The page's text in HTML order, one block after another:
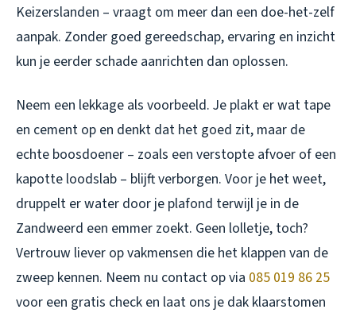
Keizerslanden – vraagt om meer dan een doe-het-zelf
aanpak. Zonder goed gereedschap, ervaring en inzicht
kun je eerder schade aanrichten dan oplossen.
Neem een lekkage als voorbeeld. Je plakt er wat tape
en cement op en denkt dat het goed zit, maar de
echte boosdoener – zoals een verstopte afvoer of een
kapotte loodslab – blijft verborgen. Voor je het weet,
druppelt er water door je plafond terwijl je in de
Zandweerd een emmer zoekt. Geen lolletje, toch?
Vertrouw liever op vakmensen die het klappen van de
zweep kennen. Neem nu contact op via 085 019 86 25
voor een gratis check en laat ons je dak klaarstomen